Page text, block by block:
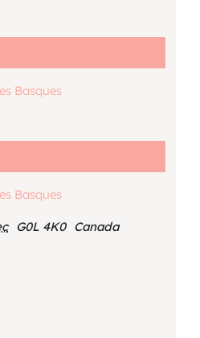
Basques
G0L 4K0 Canada
Basques